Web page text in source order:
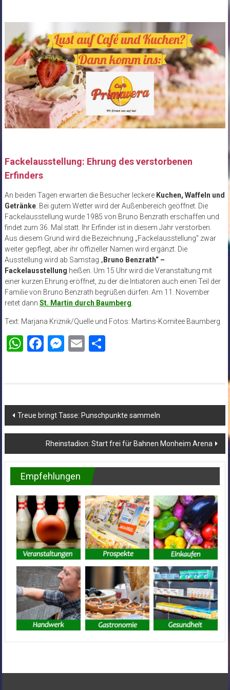
Fackelausstellung: Ehrung des verstorbenen
Erfinders
An beiden Tagen erwarten die Besucher leckere Kuchen, Waffeln und
Getränke. Bei gutem Wetter wird der Außenbereich geöffnet. Die
Fackelausstellung wurde 1985 von Bruno Benzrath erschaffen und
findet zum 36. Mal statt. Ihr Erfinder ist in diesem Jahr verstorben.
Aus diesem Grund wird die Bezeichnung „Fackelausstellung“ zwar
weiter gepflegt, aber ihr offizieller Namen wird ergänzt. Die
Ausstellung wird ab Samstag „ Bruno Benzrath“ –
Fackelausstellung heißen. Um 15 Uhr wird die Veranstaltung mit
einer kurzen Ehrung eröffnet, zu der die Intiatoren auch einen Teil der
Familie von Bruno Benzrath begrüßen dürfen. Am 11. November
reitet dann St. Martin durch Baumberg.
Text: Marjana Kriznik/Quelle und Fotos: Martins-Komitee Baumberg
WhatsApp
Facebook
Messenger
Email
Beitragsnavigation
Treue bringt Tasse: Punschpunkte sammeln
Rheinstadion: Start frei für Bahnen Monheim Arena
Empfehlungen